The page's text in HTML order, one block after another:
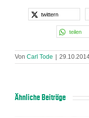
twittern
teilen
Von Carl Tode |
Ähnliche Beiträge